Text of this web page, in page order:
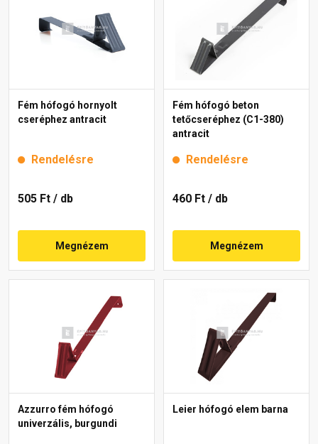
Fém hófogó hornyolt
cseréphez antracit
Rendelésre
505 Ft / db
Megnézem
Fém hófogó beton
tetőcseréphez (C1-380)
antracit
Rendelésre
460 Ft / db
Megnézem
Azzurro fém hófogó
univerzális, burgundi
Leier hófogó elem barna